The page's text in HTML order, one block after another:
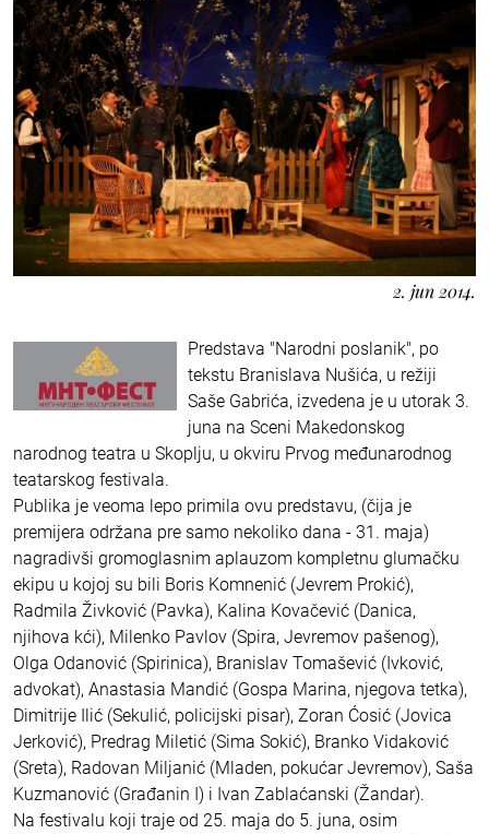
2. jun 2014.
Predstava "Narodni poslanik", po
tekstu Branislava Nušića, u režiji
Saše Gabrića, izvedena je u utorak 3.
juna na Sceni Makedonskog
narodnog teatra u Skoplju, u okviru Prvog međunarodnog
teatarskog festivala.
Publika je veoma lepo primila ovu predstavu, (čija je
premijera održana pre samo nekoliko dana - 31. maja)
nagradivši gromoglasnim aplauzom kompletnu glumačku
ekipu u kojoj su bili Boris Komnenić (Jevrem Prokić),
Radmila Živković (Pavka), Kalina Kovačević (Danica,
njihova kći), Milenko Pavlov (Spira, Jevremov pašenog),
Olga Odanović (Spirinica), Branislav Tomašević (Ivković,
advokat), Anastasia Mandić (Gospa Marina, njegova tetka),
Dimitrije Ilić (Sekulić, policijski pisar), Zoran Ćosić (Jovica
Jerković), Predrag Miletić (Sima Sokić), Branko Vidaković
(Sreta), Radovan Miljanić (Mladen, pokućar Jevremov), Saša
Kuzmanović (Građanin I) i Ivan Zablaćanski (Žandar).
Na festivalu koji traje od 25. maja do 5. juna, osim